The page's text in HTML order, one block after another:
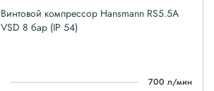
Винтовой компрессор Hansmann RS5.5A
VSD 8 бар (IP 54)
700 л/мин